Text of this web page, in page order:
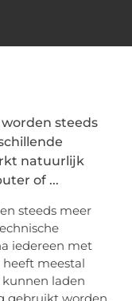
steeds
natuurlijk
of ...
steeds meer
iedereen met
meestal
kunnen laden